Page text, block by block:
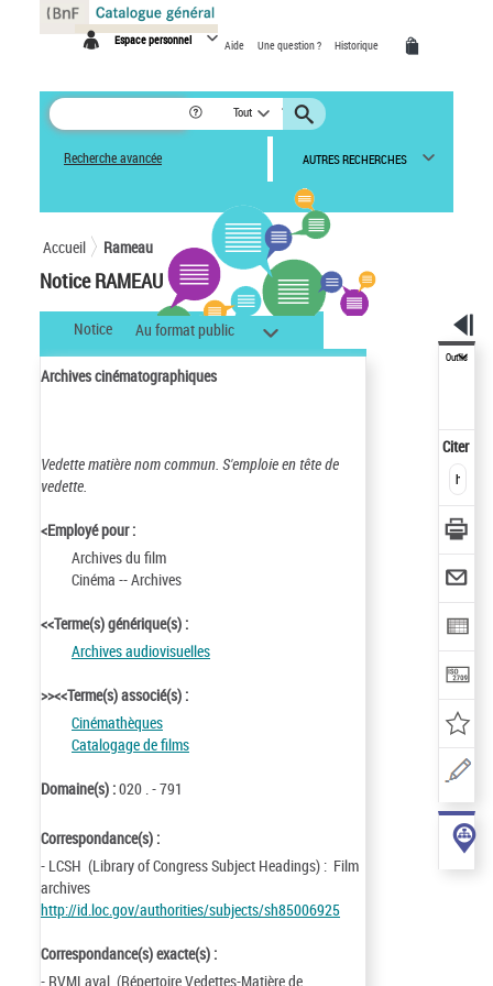
Espace personnel Aide Une question ? Historique
Tout
Recherche avancée AUTRES RECHERCHES
Accueil Rameau
Notice RAMEAU
Notice Au format public
Archives cinématographiques
Vedette matière nom commun. S'emploie en tête de
vedette.
<Employé pour :
Archives du film
Cinéma -- Archives
<<Terme(s) générique(s) :
Archives audiovisuelles
>><<Terme(s) associé(s) :
Cinémathèques
Catalogage de films
Domaine(s) :020 . - 791
Correspondance(s) :
- LCSH (Library of Congress Subject Headings) : Film
archives
http://id.loc.gov/authorities/subjects/sh85006925
Correspondance(s) exacte(s) :
- RVMLaval (Répertoire Vedettes-Matière de
Outils
Citer
Panneau de gestion des cookies